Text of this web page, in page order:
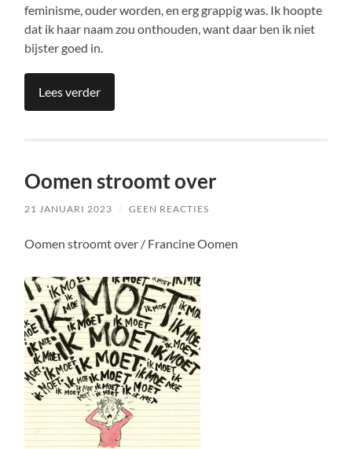
feminisme, ouder worden, en erg grappig was. Ik hoopte
dat ik haar naam zou onthouden, want daar ben ik niet
bijster goed in.
Lees verder
Oomen stroomt over
21 JANUARI 2023 / GEEN REACTIES
Oomen stroomt over / Francine Oomen